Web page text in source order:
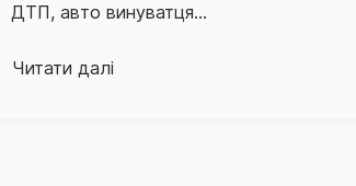
З метою
суботу....
Читати далі